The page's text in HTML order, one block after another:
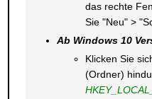
das rechte
Sie "Neu" >
Ab Windows 10
Klicken Sie
(Ordner)